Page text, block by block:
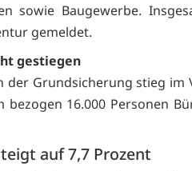
sowie Baugewerbe.
gemeldet.
gestiegen
der Grundsicherung stieg im
16.000 Personen
auf 7,7 Prozent